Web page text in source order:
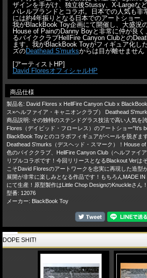
ザインを手がけ、独立後Stussy、X-Largeな
パレルブランドとコラボ。日本での人気も非
には約4年振りとなる日本でのアートショー、
我がBlackBook Toy企画にて開催し、大盛況
House of PainのDanny Boyと非常に仲が良
るバイククラブHellFire Canyon Clubとの
ます。我がBlackBook Toyがフィギュア化し
ズのDeathead S'murksからは目が離せません
[アーティストHP]
David FloresオフィシャルHP
商品仕様
製品名: David Flores x HellFire Canyon Club x
ス×ヘルファイア・キャニオンクラブ） Deathead
商品説明: その独特のステンドグラス技法で高い人気を
Flores（デイビッド・フローレス）のアートショー"It's
BlackBook Toyとのコラボフィギュアがベールを脱ぎま
Deathead S'murks（デスヘッド・スマーク）！House
色のバイククラブ、HellFire Canyon Club（ヘルファイ
リプルコラボです！今回リリースとなるBlackout Verは
こそDavid Floresのアートワークを忠実に再現した造型
展開が非常に楽しみとなる作品です！もちろんMADE
にて生産！原型製作はLittle Chop DesignのKnuckleさん
型番: 12076
メーカー: BlackBook Toy
DOPE SHIT!